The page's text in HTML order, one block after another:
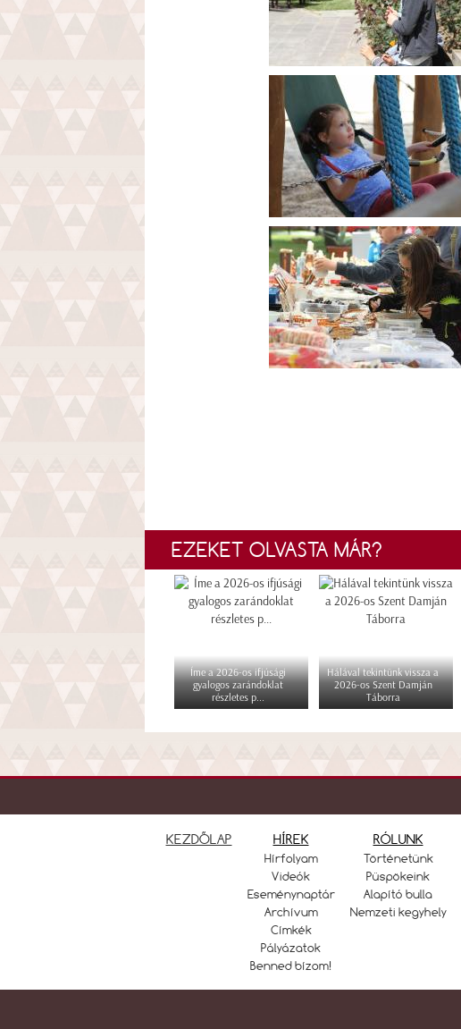
EZEKET OLVASTA MÁR?
Íme a 2026-os ifjúsági
gyalogos zarándoklat
részletes p...
Hálával tekintünk vissza a
2026-os Szent Damján
Táborra
KEZDŐLAP HÍREK
Hírfolyam
Videók
Eseménynaptár
Archívum
Címkék
Pályázatok
Benned bízom!
RÓLUNK
Történetünk
Püspökeink
Alapító bulla
Nemzeti kegyhely